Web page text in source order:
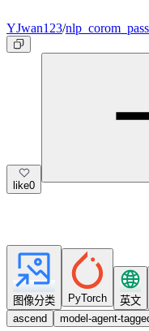
YJwan123/
like0
图像分类 PyTorch 英文
ascend model-agent-